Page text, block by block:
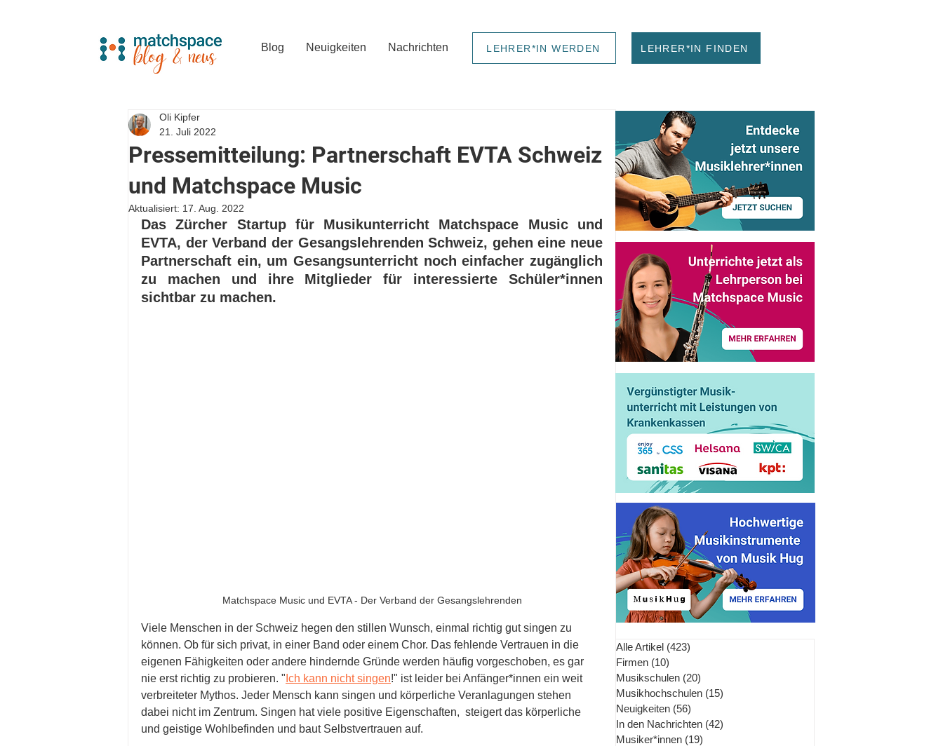
Blog Neuigkeiten Nachrichten LEHRER*IN WERDEN LEHRER*IN FINDEN
Pressemitteilung: Partnerschaft EVTA Schweiz
und Matchspace Music
Oli Kipfer
21. Juli 2022
Aktualisiert: 17. Aug. 2022
Das Zürcher Startup für Musikunterricht Matchspace Music und
EVTA, der Verband der Gesangslehrenden Schweiz, gehen eine neue
Partnerschaft ein, um Gesangsunterricht noch einfacher zugänglich
zu machen und ihre Mitglieder für interessierte Schüler*innen
sichtbar zu machen.
Matchspace Music und EVTA - Der Verband der Gesangslehrenden
Viele Menschen in der Schweiz hegen den stillen Wunsch, einmal richtig gut singen zu
können. Ob für sich privat, in einer Band oder einem Chor. Das fehlende Vertrauen in die
eigenen Fähigkeiten oder andere hindernde Gründe werden häufig vorgeschoben, es gar
nie erst richtig zu probieren. " Ich kann nicht singen!" ist leider bei Anfänger*innen ein weit
verbreiteter Mythos. Jeder Mensch kann singen und körperliche Veranlagungen stehen
dabei nicht im Zentrum. Singen hat viele positive Eigenschaften,  steigert das körperliche
und geistige Wohlbefinden und baut Selbstvertrauen auf.
Alle Artikel (423)
Firmen (10)
Musikschulen (20)
Musikhochschulen (15)
Neuigkeiten (56)
In den Nachrichten (42)
Musiker*innen (19)